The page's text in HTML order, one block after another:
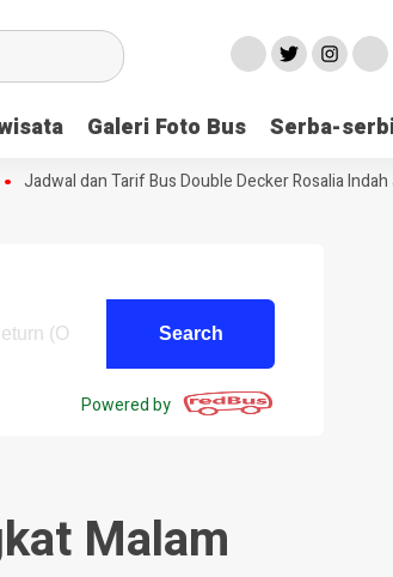
Galeri Foto Bus Serba-
Jadwal dan Tarif Bus Double Decker Rosalia Indah
Powered by
Malam